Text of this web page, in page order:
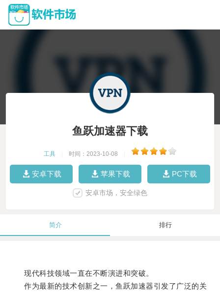
鱼跃加速器下载
工具 时间：2023-10-08
安卓下载 苹果下载 PC下载
安卓市场，安全绿色
简介 排行
现代科技领域一直在不断演进和突破。
作为最新的技术创新之一，鱼跃加速器引发了广泛的关